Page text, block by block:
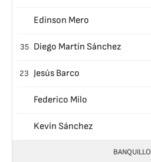
Edinson Mero
35 Diego Martín Sánchez
23 Jesús Barco
Federico Milo
Kevin Sánchez
BANQUILLO